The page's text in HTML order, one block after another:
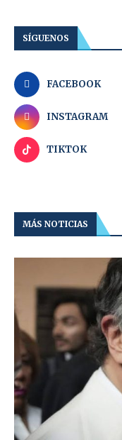
SÍGUENOS
FACEBOOK
INSTAGRAM
TIKTOK
MÁS NOTICIAS